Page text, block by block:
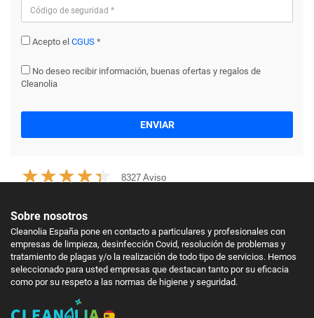
Acepto el CGUS *
No deseo recibir información, buenas ofertas y regalos de
Cleanolia
ENVIAR
8327 Aviso
Sobre nosotros
Cleanolia España pone en contacto a particulares y profesionales con
empresas de limpieza, desinfección Covid, resolución de problemas y
tratamiento de plagas y/o la realización de todo tipo de servicios. Hemos
seleccionado para usted empresas que destacan tanto por su eficacia
como por su respeto a las normas de higiene y seguridad.